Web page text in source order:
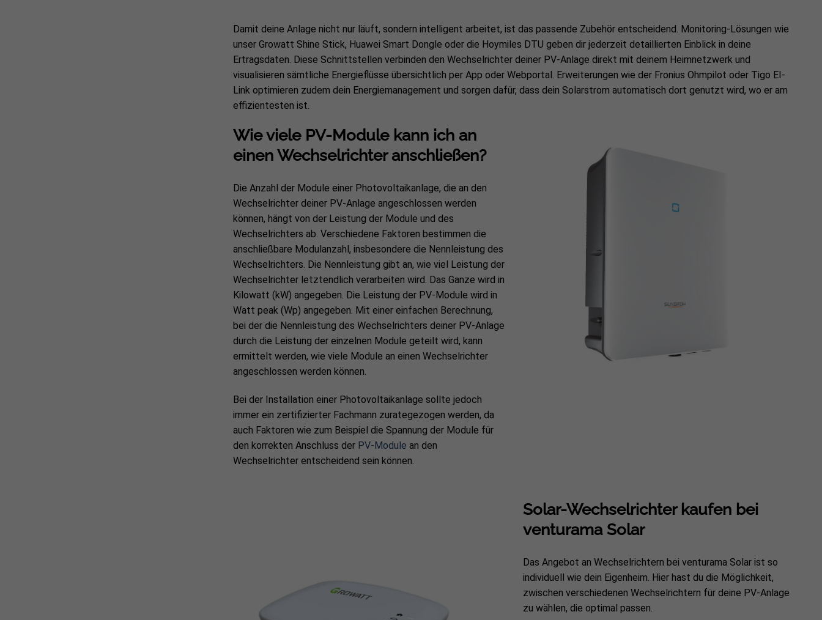
Damit deine Anlage nicht nur läuft, sondern intelligent arbeitet, ist das passende Zubehör entscheidend. Monitoring-Lösungen wie
unser Growatt Shine Stick, Huawei Smart Dongle oder die Hoymiles DTU geben dir jederzeit detaillierten Einblick in deine
Ertragsdaten. Diese Schnittstellen verbinden den Wechselrichter deiner PV-Anlage direkt mit deinem Heimnetzwerk und
visualisieren sämtliche Energieflüsse übersichtlich per App oder Webportal. Erweiterungen wie der Fronius Ohmpilot oder Tigo EI-
Link optimieren zudem dein Energiemanagement und sorgen dafür, dass dein Solarstrom automatisch dort genutzt wird, wo er am
effizientesten ist.
Wie viele PV-Module kann ich an
einen Wechselrichter anschließen?
Die Anzahl der Module einer Photovoltaikanlage, die an den
Wechselrichter deiner PV-Anlage angeschlossen werden
können, hängt von der Leistung der Module und des
Wechselrichters ab. Verschiedene Faktoren bestimmen die
anschließbare Modulanzahl, insbesondere die Nennleistung des
Wechselrichters. Die Nennleistung gibt an, wie viel Leistung der
Wechselrichter letztendlich verarbeiten wird. Das Ganze wird in
Kilowatt (kW) angegeben. Die Leistung der PV-Module wird in
Watt peak (Wp) angegeben. Mit einer einfachen Berechnung,
bei der die Nennleistung des Wechselrichters deiner PV-Anlage
durch die Leistung der einzelnen Module geteilt wird, kann
ermittelt werden, wie viele Module an einen Wechselrichter
angeschlossen werden können.
Bei der Installation einer Photovoltaikanlage sollte jedoch
immer ein zertifizierter Fachmann zurategezogen werden, da
auch Faktoren wie zum Beispiel die Spannung der Module für
den korrekten Anschluss der PV-Module an den
Wechselrichter entscheidend sein können.
Solar-Wechselrichter kaufen bei
venturama Solar
Das Angebot an Wechselrichtern bei venturama Solar ist so
individuell wie dein Eigenheim. Hier hast du die Möglichkeit,
zwischen verschiedenen Wechselrichtern für deine PV-Anlage
zu wählen, die optimal passen.